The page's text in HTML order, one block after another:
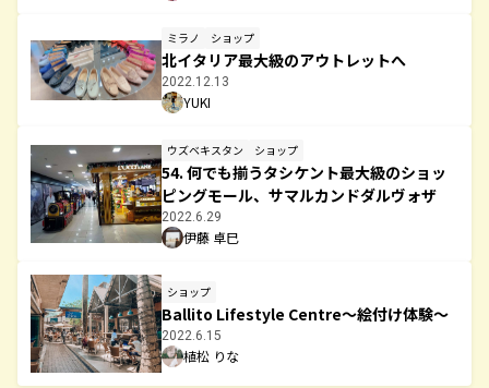
ミラノ ショップ
北イタリア最大級のアウトレットへ
2022.12.13
YUKI
ウズベキスタン ショップ
54. 何でも揃うタシケント最大級のショッ
ピングモール、サマルカンドダルヴォザ
2022.6.29
伊藤 卓巳
ショップ
Ballito Lifestyle Centre〜絵付け体験〜
2022.6.15
植松 りな